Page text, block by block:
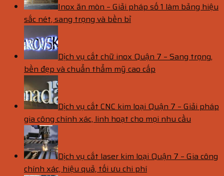
Inox ăn mòn – Giải pháp số 1 làm bảng hiệu
sắc nét, sang trọng và bền bỉ
Dịch vụ cắt chữ inox Quận 7 – Sang trọng,
bền đẹp và chuẩn thẩm mỹ cao cấp
Dịch vụ cắt CNC kim loại Quận 7 – Giải pháp
gia công chính xác, linh hoạt cho mọi nhu cầu
Dịch vụ cắt laser kim loại Quận 7 – Gia công
chính xác, hiệu quả, tối ưu chi phí